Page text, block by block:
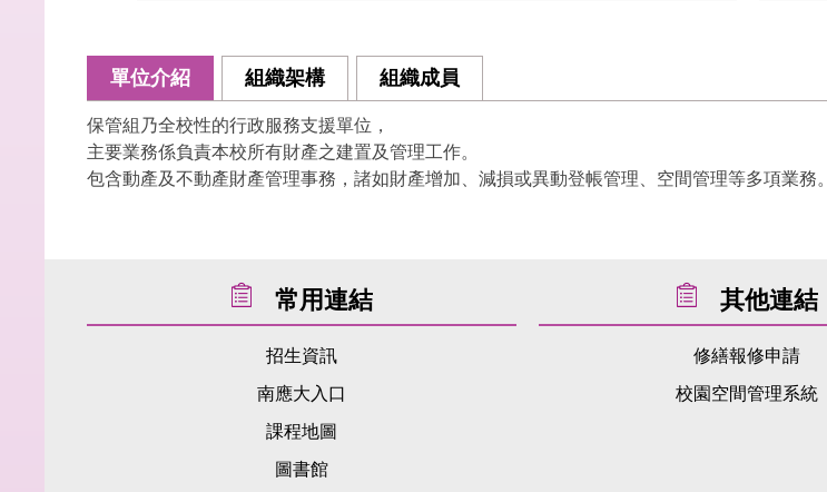
單位介紹 組織架構 組織成員
保管組乃全校性的行政服務支援單位，
主要業務係負責本校所有財產之建置及管理工作。
包含動產及不動產財產管理事務，諸如財產增加、減損或異動登帳管理、空間管理等多項業務。
常用連結
招生資訊
南應大入口
課程地圖
圖書館
其他連結
修繕報修申請
校園空間管理系統